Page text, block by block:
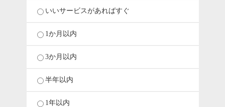
いいサービスがあればすぐ
1か月以内
3か月以内
半年以内
1年以内